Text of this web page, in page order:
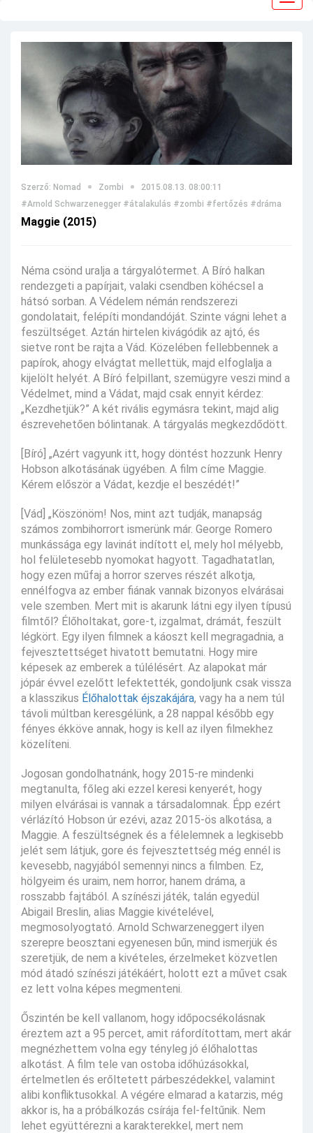
Szerző: Nomad Zombi
2015.08.13. 08:00:11
#Arnold Schwarzenegger #átalakulás #zombi #fertőzés #dráma
Maggie (2015)
Néma csönd uralja a tárgyalótermet. A Bíró halkan
rendezgeti a papírjait, valaki csendben köhécsel a
hátsó sorban. A Védelem némán rendszerezi
gondolatait, felépíti mondandóját. Szinte vágni lehet a
feszültséget. Aztán hirtelen kivágódik az ajtó, és
sietve ront be rajta a Vád. Közelében fellebbennek a
papírok, ahogy elvágtat mellettük, majd elfoglalja a
kijelölt helyét. A Bíró felpillant, szemügyre veszi mind a
Védelmet, mind a Vádat, majd csak ennyit kérdez:
„Kezdhetjük?” A két rivális egymásra tekint, majd alig
észrevehetően bólintanak. A tárgyalás megkezdődött.
[Bíró] „Azért vagyunk itt, hogy döntést hozzunk Henry
Hobson alkotásának ügyében. A film címe Maggie.
Kérem először a Vádat, kezdje el beszédét!”
[Vád] „Köszönöm! Nos, mint azt tudják, manapság
számos zombihorrort ismerünk már. George Romero
munkássága egy lavinát indított el, mely hol mélyebb,
hol felületesebb nyomokat hagyott. Tagadhatatlan,
hogy ezen műfaj a horror szerves részét alkotja,
ennélfogva az ember fiának vannak bizonyos elvárásai
vele szemben. Mert mit is akarunk látni egy ilyen típusú
filmtől? Élőholtakat, gore-t, izgalmat, drámát, feszült
légkört. Egy ilyen filmnek a káoszt kell megragadnia, a
fejvesztettséget hivatott bemutatni. Hogy mire
képesek az emberek a túlélésért. Az alapokat már
jópár évvel ezelőtt lefektették, gondoljunk csak vissza
a klasszikus Élőhalottak éjszakájára, vagy ha a nem túl
távoli múltban keresgélünk, a 28 nappal később egy
fényes ékköve annak, hogy is kell az ilyen filmekhez
közelíteni.
Jogosan gondolhatnánk, hogy 2015-re mindenki
megtanulta, főleg aki ezzel keresi kenyerét, hogy
milyen elvárásai is vannak a társadalomnak. Épp ezért
vérlázító Hobson úr ezévi, azaz 2015-ös alkotása, a
Maggie. A feszültségnek és a félelemnek a legkisebb
jelét sem látjuk, gore és fejvesztettség még ennél is
kevesebb, nagyjából semennyi nincs a filmben. Ez,
hölgyeim és uraim, nem horror, hanem dráma, a
rosszabb fajtából. A színészi játék, talán egyedül
Abigail Breslin, alias Maggie kivételével,
megmosolyogtató. Arnold Schwarzeneggert ilyen
szerepre beosztani egyenesen bűn, mind ismerjük és
szeretjük, de nem a kivételes, érzelmeket közvetlen
mód átadó színészi játékáért, holott ezt a művet csak
ez lett volna képes megmenteni.
Őszintén be kell vallanom, hogy időpocsékolásnak
éreztem azt a 95 percet, amit ráfordítottam, mert akár
megnézhettem volna egy tényleg jó élőhalottas
alkotást. A film tele van ostoba időhúzásokkal,
értelmetlen és erőltetett párbeszédekkel, valamint
alibi konfliktusokkal. A végére elmarad a katarzis, még
akkor is, ha a próbálkozás csírája fel-feltűnik. Nem
lehet együttérezni a karakterekkel, mert nem